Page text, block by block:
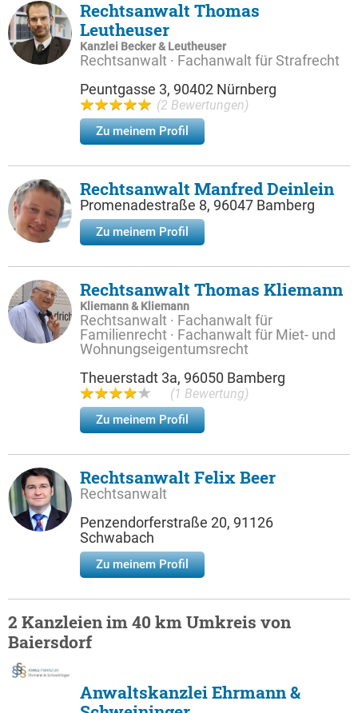
Rechtsanwalt Thomas
Leutheuser
Kanzlei Becker & Leutheuser
Rechtsanwalt · Fachanwalt für Strafrecht
Peuntgasse 3, 90402 Nürnberg
(2 Bewertungen)
Zu meinem Profil
Rechtsanwalt Manfred Deinlein
Promenadestraße 8, 96047 Bamberg
Zu meinem Profil
Rechtsanwalt Thomas Kliemann
Kliemann & Kliemann
Rechtsanwalt · Fachanwalt für
Familienrecht · Fachanwalt für Miet- und
Wohnungseigentumsrecht
Theuerstadt 3a, 96050 Bamberg
(1 Bewertung)
Zu meinem Profil
Rechtsanwalt Felix Beer
Rechtsanwalt
Penzendorferstraße 20, 91126
Schwabach
Zu meinem Profil
2 Kanzleien im 40 km Umkreis von
Baiersdorf
Anwaltskanzlei Ehrmann &